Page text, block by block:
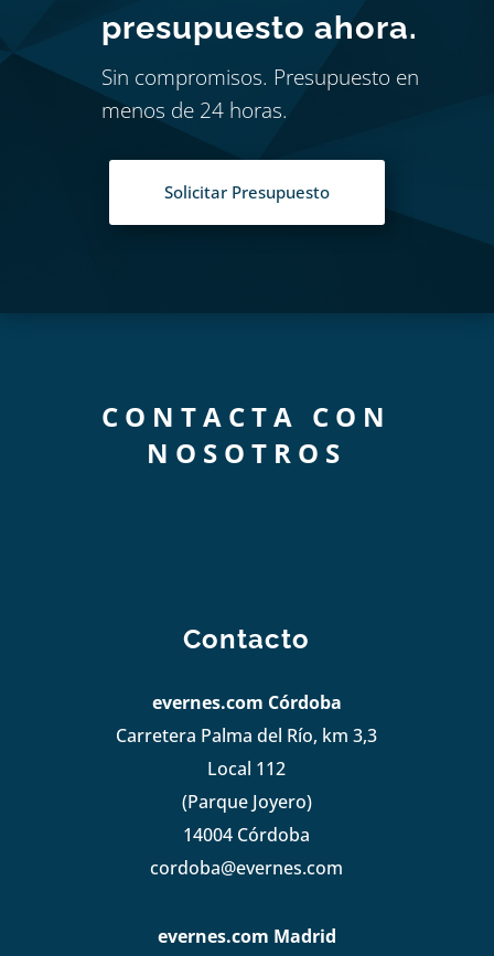
presupuesto ahora.
Sin compromisos. Presupuesto en
menos de 24 horas.
Solicitar Presupuesto
CONTACTA CON
NOSOTROS
Contacto
evernes.com Córdoba
Carretera Palma del Río, km 3,3
Local 112
(Parque Joyero)
14004 Córdoba
cordoba@evernes.com
evernes.com Madrid